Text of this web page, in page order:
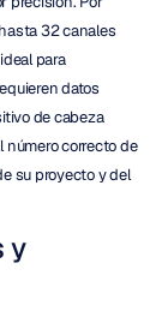
32 canales
para
datos
menos granulares, un sistema como nuestro dispositivo de cabeza
correcto de
su proyecto y del
y